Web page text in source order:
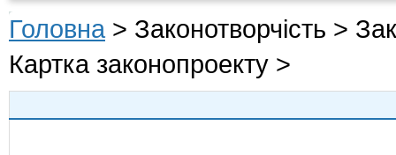
Головна > Законотворчість >
Картка законопроекту >